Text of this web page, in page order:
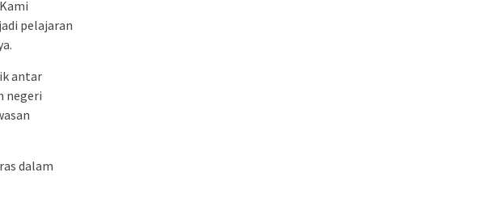
pelajaran
antar
negeri
dalam